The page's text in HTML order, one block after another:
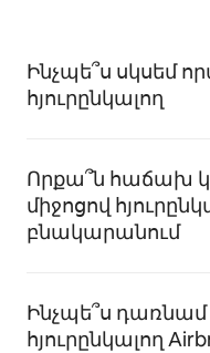
Ինչպե՞ս սկսեմ
հյուրընկալող
Որքա՞ն հաճախ
միջոցով
բնակարանում
Ինչպե՞ս
հյուրընկալող